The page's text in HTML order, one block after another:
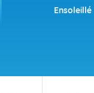
Ensoleillé